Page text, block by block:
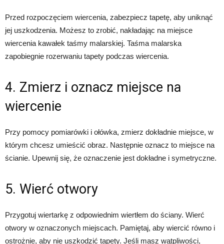
Przed rozpoczęciem wiercenia, zabezpiecz tapetę, aby uniknąć
jej uszkodzenia. Możesz to zrobić, nakładając na miejsce
wiercenia kawałek taśmy malarskiej. Taśma malarska
zapobiegnie rozerwaniu tapety podczas wiercenia.
4. Zmierz i oznacz miejsce na
wiercenie
Przy pomocy pomiarówki i ołówka, zmierz dokładnie miejsce, w
którym chcesz umieścić obraz. Następnie oznacz to miejsce na
ścianie. Upewnij się, że oznaczenie jest dokładne i symetryczne.
5. Wierć otwory
Przygotuj wiertarkę z odpowiednim wiertłem do ściany. Wierć
otwory w oznaczonych miejscach. Pamiętaj, aby wiercić równo i
ostrożnie, aby nie uszkodzić tapety. Jeśli masz wątpliwości,